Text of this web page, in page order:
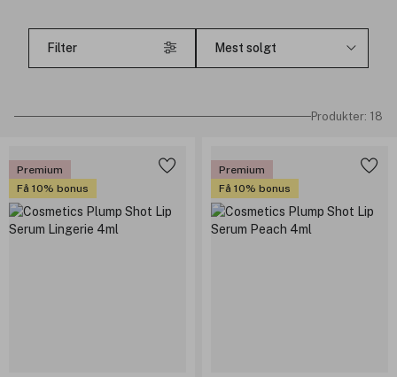
Filter
Produkter: 18
Premium
Få 10% bonus
Premium
Få 10% bonus